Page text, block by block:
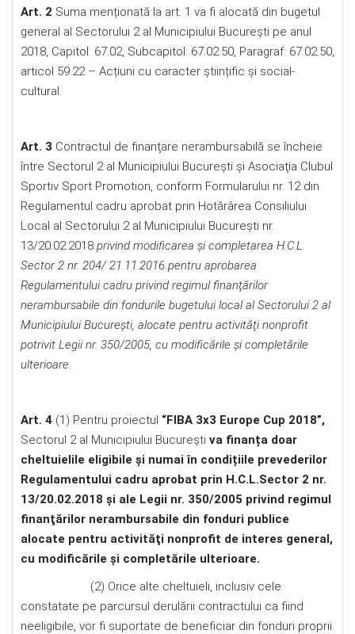
Art. 2 Suma menționată la art. 1 va fi alocată din bugetul
general al Sectorului 2 al Municipiului București pe anul
2018, Capitol: 67.02, Subcapitol: 67.02.50, Paragraf: 67.02.50,
articol 59.22 – Acțiuni cu caracter științific și social-
cultural.
Art. 3 Contractul de finanţare nerambursabilă se încheie
între Sectorul 2 al Municipiului București şi Asociaţia Clubul
Sportiv Sport Promotion, conform Formularului nr. 12 din
Regulamentul cadru aprobat prin Hotărârea Consiliului
Local al Sectorului 2 al Municipiului București nr.
13/20.02.2018 privind modificarea şi completarea H.C.L.
Sector 2 nr. 204/ 21.11.2016 pentru aprobarea
Regulamentului cadru privind regimul finanţărilor
nerambursabile din fondurile bugetului local al Sectorului 2 al
Municipiului Bucureşti, alocate pentru activităţi nonprofit
potrivit Legii nr. 350/2005, cu modificările şi completările
ulterioare.
Art. 4 (1) Pentru proiectul “FIBA 3x3 Europe Cup 2018”,
Sectorul 2 al Municipiului București va finanța doar
cheltuielile eligibile şi numai în condițiile prevederilor
Regulamentului cadru aprobat prin H.C.L.Sector 2 nr.
13/20.02.2018 și ale Legii nr. 350/2005 privind regimul
finanţărilor nerambursabile din fonduri publice
alocate pentru activităţi nonprofit de interes general,
cu modificările şi completările ulterioare.
(2) Orice alte cheltuieli, inclusiv cele
constatate pe parcursul derulării contractului ca fiind
neeligibile, vor fi suportate de beneficiar din fonduri proprii.